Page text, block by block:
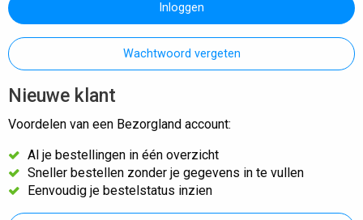
Inloggen
Wachtwoord vergeten
Nieuwe klant
Voordelen van een Bezorgland account:
Al je bestellingen in één overzicht
Sneller bestellen zonder je gegevens in te vullen
Eenvoudig je bestelstatus inzien